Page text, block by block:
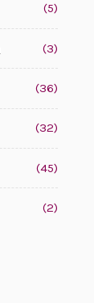
(5)
(3)
(36)
(32)
(45)
(2)